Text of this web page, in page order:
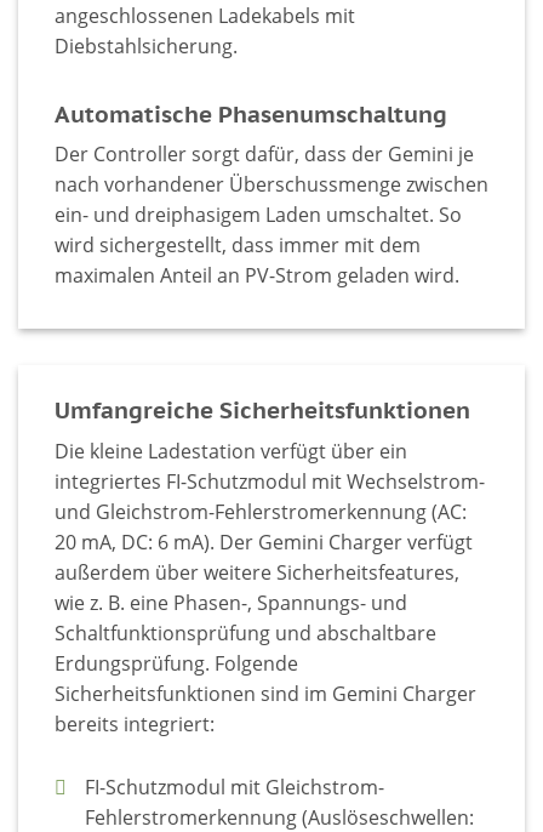
angeschlossenen Ladekabels mit
Diebstahlsicherung.
Automatische Phasenumschaltung
Der Controller sorgt dafür, dass der Gemini je
nach vorhandener Überschussmenge zwischen
ein- und dreiphasigem Laden umschaltet. So
wird sichergestellt, dass immer mit dem
maximalen Anteil an PV-Strom geladen wird.
Umfangreiche Sicherheitsfunktionen
Die kleine Ladestation verfügt über ein
integriertes FI-Schutzmodul mit Wechselstrom-
und Gleichstrom-Fehlerstromerkennung (AC:
20 mA, DC: 6 mA). Der Gemini Charger verfügt
außerdem über weitere Sicherheitsfeatures,
wie z. B. eine Phasen-, Spannungs- und
Schaltfunktionsprüfung und abschaltbare
Erdungsprüfung. Folgende
Sicherheitsfunktionen sind im Gemini Charger
bereits integriert:
FI-Schutzmodul mit Gleichstrom-
Fehlerstromerkennung (Auslöseschwellen: